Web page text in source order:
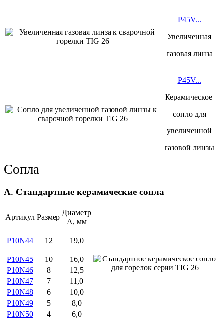
P45V...
Увеличенная
газовая линза
P45V...
Керамическое
сопло для
увеличенной
газовой линзы
Сопла
A. Стандартные керамические сопла
Артикул Размер
Диаметр
А, мм
P10N44 12 19,0
P10N45 10
16,0
P10N46
8
12,5
P10N47
7
11,0
P10N48
6
10,0
P10N49
5
8,0
P10N50
4 6,0